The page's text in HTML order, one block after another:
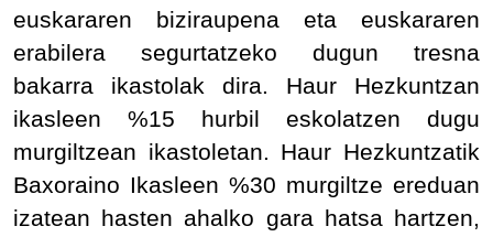
euskararen biziraupena eta euskararen
erabilera segurtatzeko dugun tresna
bakarra ikastolak dira. Haur Hezkuntzan
ikasleen %15 hurbil eskolatzen dugu
murgiltzean ikastoletan. Haur Hezkuntzatik
Baxoraino Ikasleen %30 murgiltze ereduan
izatean hasten ahalko gara hatsa hartzen,